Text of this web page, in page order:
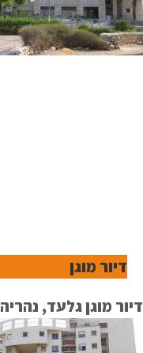
דיור מוגן
דיור מוגן גלעד, נהריה